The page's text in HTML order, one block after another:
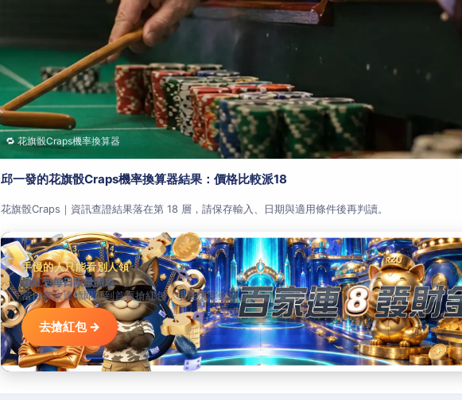
🔁 花旗骰Craps機率換算器
邱一發的花旗骰Craps機率換算器結果：價格比較派18
花旗骰Craps｜資訊查證結果落在第 18 層，請保存輸入、日期與適用條件後再判讀。
手慢的人只能看別人領
搶紅包每日限量開放
當日存款達標即可到首頁搶紅包，手速決定金額。
去搶紅包 →